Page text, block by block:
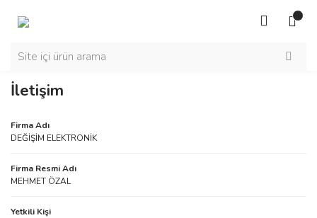
İletişim
Firma Adı
DEĞİŞİM ELEKTRONİK
Firma Resmi Adı
MEHMET ÖZAL
Yetkili Kişi